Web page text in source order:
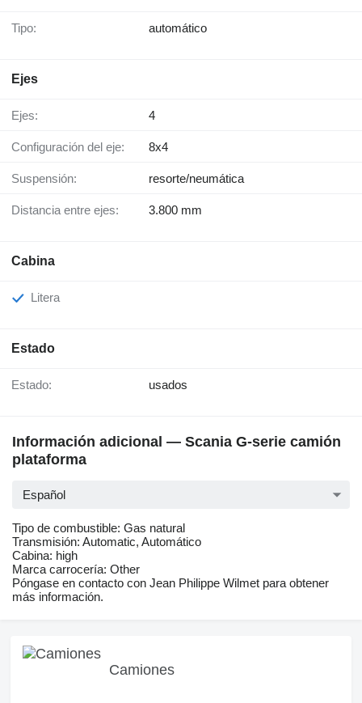
Tipo: automático
Ejes
Ejes: 4
Configuración del eje: 8x4
Suspensión: resorte/neumática
Distancia entre ejes: 3.800 mm
Cabina
Litera
Estado
Estado: usados
Información adicional — Scania G-serie camión
plataforma
Español
Tipo de combustible: Gas natural
Transmisión: Automatic, Automático
Cabina: high
Marca carrocería: Other
Póngase en contacto con Jean Philippe Wilmet para obtener
más información.
Camiones